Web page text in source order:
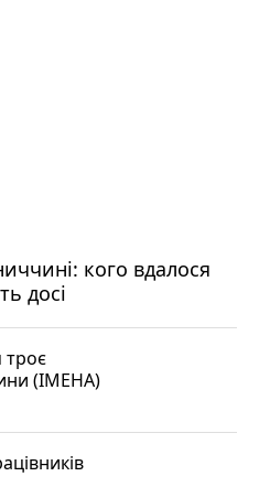
кого вдалося
досі
троє
(ІМЕНА)